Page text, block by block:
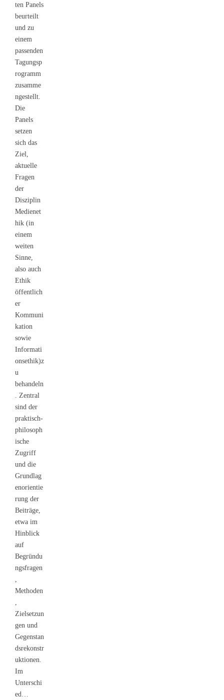
ten Panels
beurteilt
und zu
einem
passenden
Tagungsp
rogramm
zusamme
ngestellt.
Die
Panels
setzen
sich das
Ziel,
aktuelle
Fragen
der
Disziplin
Medienet
hik (in
einem
weiten
Sinne,
also auch
Ethik
öffentlich
er
Kommuni
kation
sowie
Informati
onsethik)z
u
behandeln
. Zentral
sind der
praktisch-
philosoph
ische
Zugriff
und die
Grundlag
enorientie
rung der
Beiträge,
etwa im
Hinblick
auf
Begründu
ngsfragen
Methoden
Zielsetzun
gen und
Gegenstan
dsrekonstr
uktionen.
Im
Unterschi
ed…